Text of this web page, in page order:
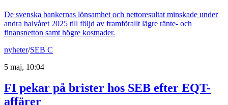
De svenska bankernas lönsamhet och nettoresultat minskade under
andra halvåret 2025 till följd av framförallt lägre ränte- och
finansnetton samt högre kostnader.
nyheter/SEB C
5 maj, 10:04
FI pekar på brister hos SEB efter EQT-
affärer